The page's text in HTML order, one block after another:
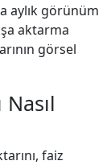
aylık görünüm
aktarma
görsel
faiz